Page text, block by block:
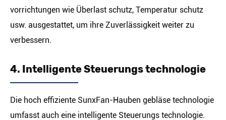
vorrichtungen wie Überlast schutz, Temperatur schutz
usw. ausgestattet, um ihre Zuverlässigkeit weiter zu
verbessern.
4. Intelligente Steuerungs technologie
Die hoch effiziente SunxFan-Hauben gebläse technologie
umfasst auch eine intelligente Steuerungs technologie.